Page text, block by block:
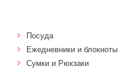
Посуда
Ежедневники и блокноты
Сумки и Рюкзаки